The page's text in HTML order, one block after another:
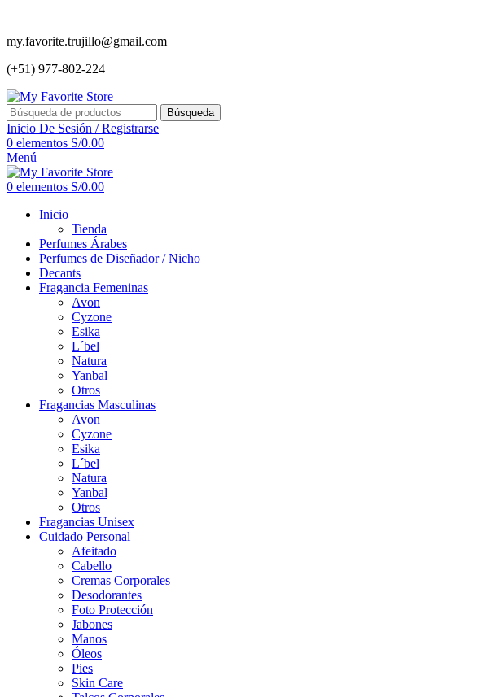
my.favorite.trujillo@gmail.com
(+51) 977-802-224
Búsqueda
Inicio De Sesión / Registrarse
0 elementos S/0.00
Menú
0 elementos S/0.00
Inicio
Tienda
Perfumes Árabes
Perfumes de Diseñador / Nicho
Decants
Fragancia Femeninas
Avon
Cyzone
Esika
L´bel
Natura
Yanbal
Otros
Fragancias Masculinas
Avon
Cyzone
Esika
L´bel
Natura
Yanbal
Otros
Fragancias Unisex
Cuidado Personal
Afeitado
Cabello
Cremas Corporales
Desodorantes
Foto Protección
Jabones
Manos
Óleos
Pies
Skin Care